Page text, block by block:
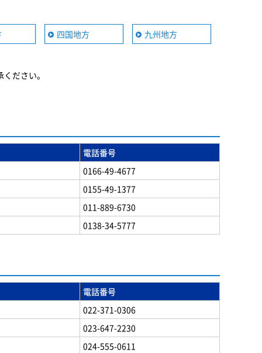
四国地方 九州地方
ださい。
電話番号
0166-49-4677
0155-49-1377
011-889-6730
0138-34-5777
電話番号
022-371-0306
023-647-2230
024-555-0611